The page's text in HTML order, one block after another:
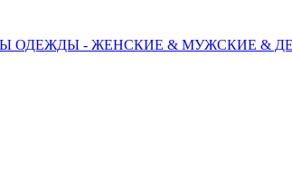
ОДЕЖДЫ - ЖЕНСКИЕ & МУЖСКИЕ &